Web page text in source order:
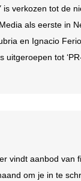
is verkozen tot de
als eerste in
en Ignacio Ferioli
uitgeroepen tot
vindt aanbod van
om je in te